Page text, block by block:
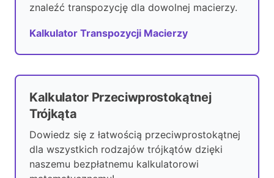
znaleźć transpozycję dla dowolnej macierzy.
Kalkulator Transpozycji Macierzy
Kalkulator Przeciwprostokątnej
Trójkąta
Dowiedz się z łatwością przeciwprostokątnej
dla wszystkich rodzajów trójkątów dzięki
naszemu bezpłatnemu kalkulatorowi